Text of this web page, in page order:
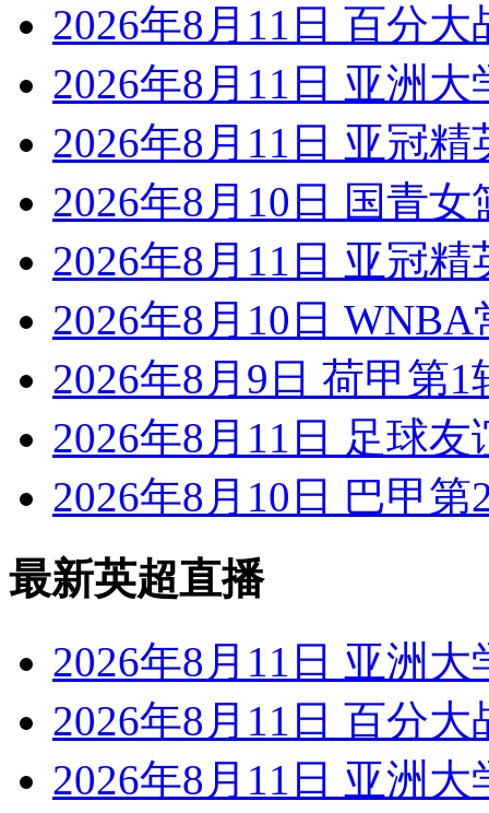
2026年8月11日 百分
2026年8月11日 亚洲
2026年8月11日 亚冠
2026年8月10日 国青
2026年8月11日 亚冠
2026年8月10日
2026年8月9日 荷甲第
2026年8月11日 足球
2026年8月10日 巴甲
最新英超直播
2026年8月11日 亚洲
2026年8月11日 百分
2026年8月11日 亚洲